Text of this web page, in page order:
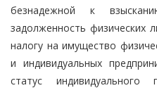
безнадежной к
задолженность физических
налогу на имущество
и индивидуальных
статус